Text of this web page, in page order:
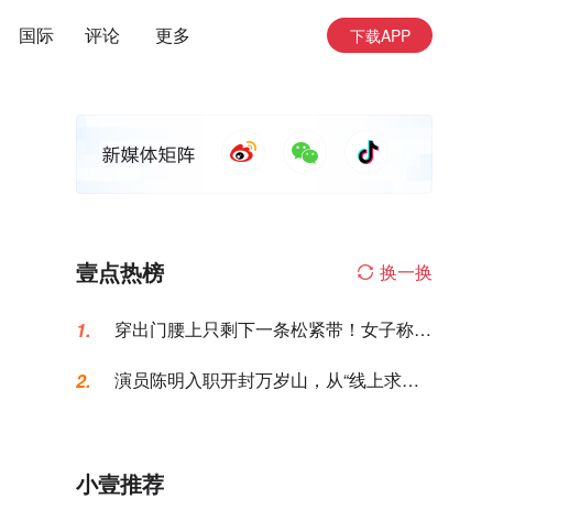
国际 评论 更多 下载APP
壹点热榜 换一换
1.
穿出门腰上只剩下一条松紧带！女子称名
2.
演员陈明入职开封万岁山，从“线上求
小壹推荐